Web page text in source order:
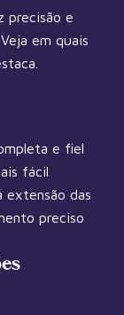
precisão e
em quais
e fiel
fácil
extensão das
preciso